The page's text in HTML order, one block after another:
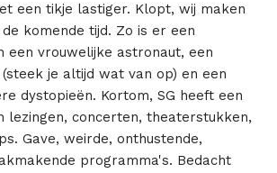
een tikje lastiger. Klopt, wij maken
komende tijd. Zo is er een
een vrouwelijke astronaut, een
je altijd wat van op) en een
dystopieën. Kortom, SG heeft een
lezingen, concerten, theaterstukken,
Gave, weirde, onthustende,
programma's. Bedacht